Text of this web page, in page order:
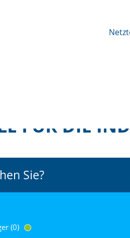
FÜR DIE
Sie?
(0)